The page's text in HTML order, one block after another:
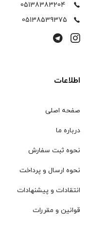
05138383204
05138539375
اطلاعات
صفحه اصلی
درباره ما
نحوه ثبت سفارش
نحوه ارسال و پرداخت
انتقادات و پیشنهادات
قوانین و مقررات